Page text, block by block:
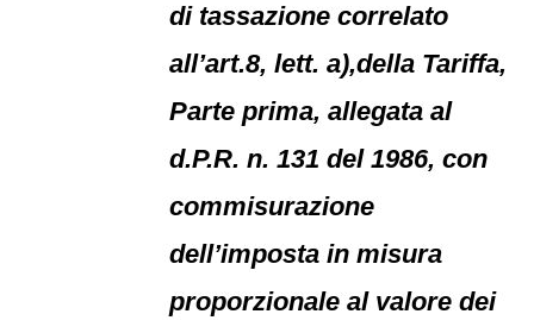
di tassazione correlato
all’art.8, lett. a),della Tariffa,
Parte prima, allegata al
d.P.R. n. 131 del 1986, con
commisurazione
dell’imposta in misura
proporzionale al valore dei